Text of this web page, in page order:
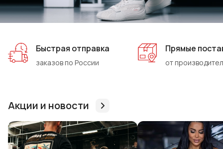
Быстрая отправка
заказов по России
Прямые
от
Акции и новости